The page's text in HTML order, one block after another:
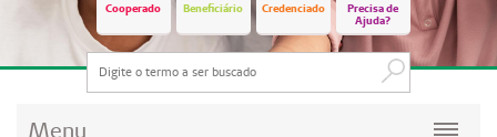
Cooperado Beneficiário Credenciado
Precisa de
Ajuda?
Menu